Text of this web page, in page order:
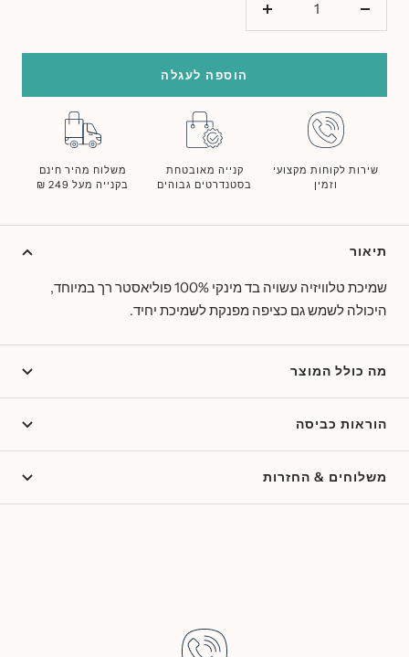
הוסף
הוספה לעגלה
שירות לקוחות מקצועי
וזמין
קנייה מאובטחת
בסטנדרטים גבוהים
משלוח מהיר חינם
בקנייה מעל 249 ₪
תיאור
שמיכת טלוויזיה עשויה בד מינקי 100% פוליאסטר רך במיוחד,
היכולה לשמש גם כציפה מפנקת לשמיכת יחיד.
מה כולל המוצר
הוראות כביסה
משלוחים & החזרות